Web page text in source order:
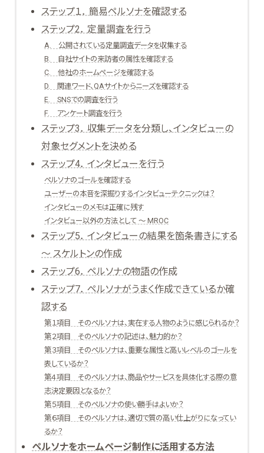
ステップ１． 簡易ペルソナを確認する
ステップ2． 定量調査を行う
A. 公開されている定量調査データを収集する
B. 自社サイトの来訪者の属性を確認する
C. 他社のホームページを確認する
D. 関連ワード、QAサイトからニーズを確認する
E. SNSでの調査を行う
F. アンケート調査を行う
ステップ3． 収集データを分類し、インタビューの
対象セグメントを決める
ステップ4． インタビューを行う
ペルソナのゴールを確認する
ユーザーの本音を深掘りするインタビューテクニックは？
インタビューのメモは正確に残す
インタビュー以外の方法として ～ MROC
ステップ5． インタビューの結果を箇条書きにする
～ スケルトンの作成
ステップ6． ペルソナの物語の作成
ステップ7． ペルソナがうまく作成できているか確
認する
第１項目 そのペルソナは、実在する人物のように感じられるか？
第２項目 そのペルソナの記述は、魅力的か？
第３項目 そのペルソナは、重要な属性と高いレベルのゴールを
表しているか？
第４項目 そのペルソナは、商品やサービスを具体化する際の意
志決定要因となるか？
第５項目 そのペルソナの使い勝手はよいか？
第６項目 そのペルソナは、適切で質の高い仕上がりになってい
るか？
ペルソナをホームページ制作に活用する方法